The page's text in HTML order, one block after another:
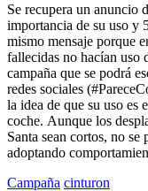
Se recupera un anuncio
importancia de su uso y
mismo mensaje porque
fallecidas no hacían uso
campaña que se podrá
redes sociales
la idea de que su uso es
coche. Aunque los
Santa sean cortos, no
adoptando
Campaña cinturon